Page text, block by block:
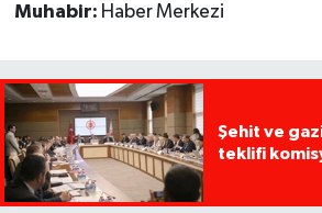
Muhabir: Haber Merkezi
Şehit ve
teklifi